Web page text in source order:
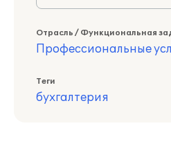
Отрасль / Функциональная
Профессиональные
Теги
бухгалтерия